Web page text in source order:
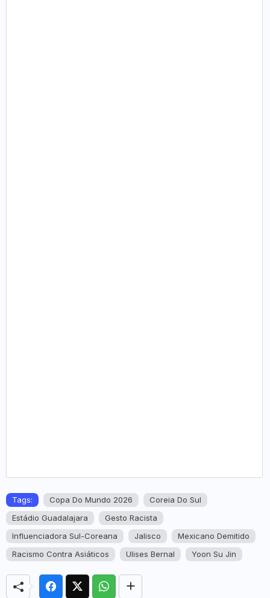
Tags: Copa Do Mundo 2026
Coreia Do Sul
Estádio Guadalajara
Gesto Racista
Influenciadora Sul-Coreana
Jalisco
Mexicano Demitido
Racismo Contra Asiáticos
Ulises Bernal Yoon Su Jin